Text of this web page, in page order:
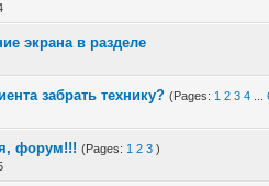
экрана в разделе
забрать технику? (Pages: 1 2 3 4
форум!!! (Pages: 1 2 3 )